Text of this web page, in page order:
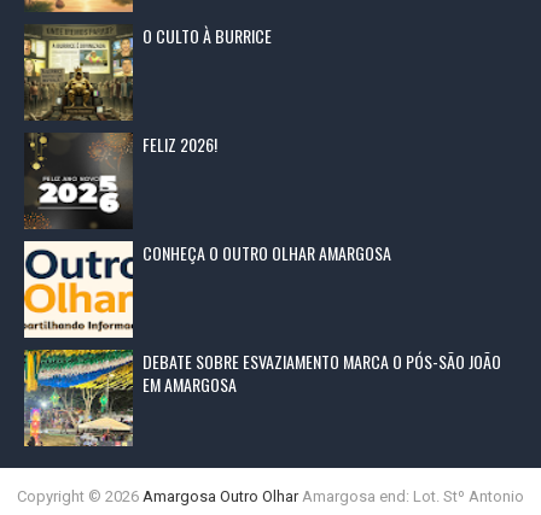
O CULTO À BURRICE
FELIZ 2026!
CONHEÇA O OUTRO OLHAR AMARGOSA
DEBATE SOBRE ESVAZIAMENTO MARCA O PÓS-SÃO JOÃO
EM AMARGOSA
Copyright © 2026 Amargosa Outro OlharAmargosa end: Lot. Stº Antonio